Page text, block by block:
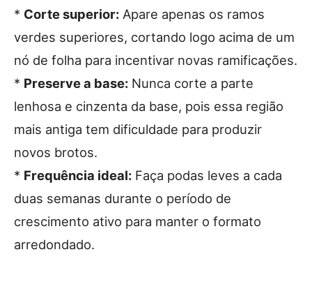
* Corte superior: Apare apenas os ramos
verdes superiores, cortando logo acima de um
nó de folha para incentivar novas ramificações.
* Preserve a base: Nunca corte a parte
lenhosa e cinzenta da base, pois essa região
mais antiga tem dificuldade para produzir
novos brotos.
* Frequência ideal: Faça podas leves a cada
duas semanas durante o período de
crescimento ativo para manter o formato
arredondado.